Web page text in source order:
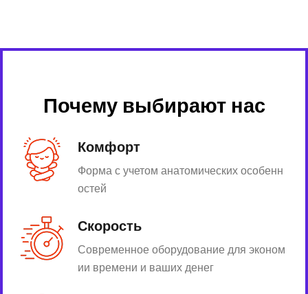
Почему выбирают нас
Комфорт
Форма с учетом анатомических особенн
остей
Скорость
Современное оборудование для эконом
ии времени и ваших денег